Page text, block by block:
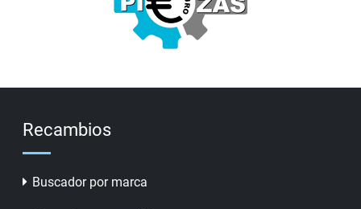
Recambios
Buscador por marca